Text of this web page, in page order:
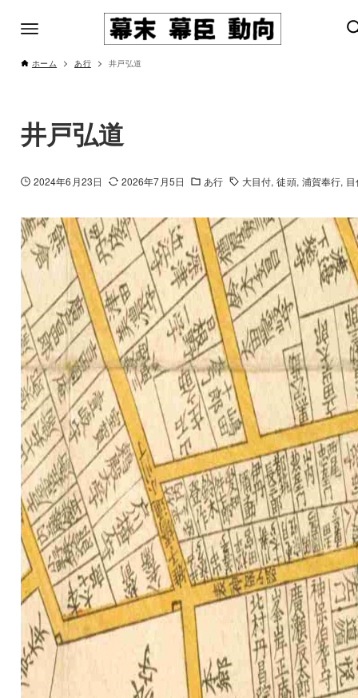
ホーム あ行 井戸弘道
井戸弘道
2024年6月23日 2026年7月5日 あ行 大目付 徒頭 浦賀奉行